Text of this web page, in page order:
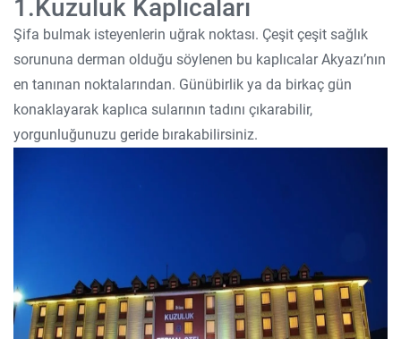
1.Kuzuluk Kaplıcaları
Şifa bulmak isteyenlerin uğrak noktası. Çeşit çeşit sağlık
sorununa derman olduğu söylenen bu kaplıcalar Akyazı’nın
en tanınan noktalarından. Günübirlik ya da birkaç gün
konaklayarak kaplıca sularının tadını çıkarabilir,
yorgunluğunuzu geride bırakabilirsiniz.